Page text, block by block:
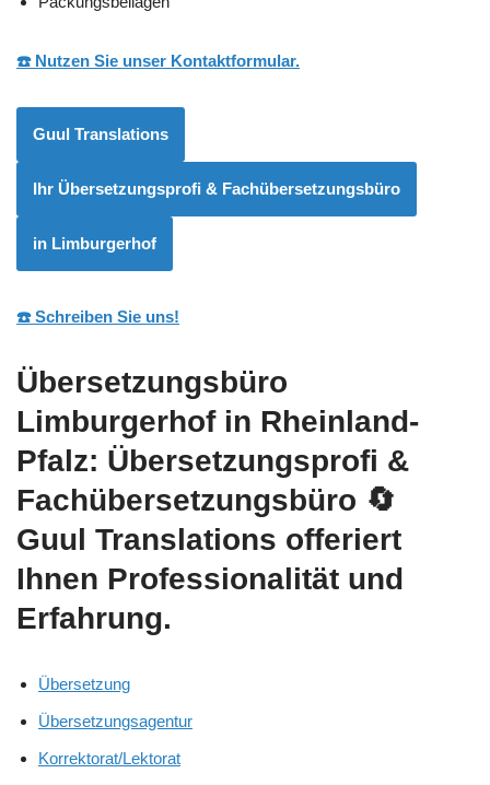
☎️ Nutzen Sie unser Kontaktformular.
Guul Translations
Ihr Übersetzungsprofi & Fachübersetzungsbüro
in Limburgerhof
☎️ Schreiben Sie uns!
Übersetzungsbüro
Limburgerhof in Rheinland-
Pfalz: Übersetzungsprofi &
Fachübersetzungsbüro 🔄
Guul Translations offeriert
Ihnen Professionalität und
Erfahrung.
Übersetzung
Übersetzungsagentur
Korrektorat/Lektorat